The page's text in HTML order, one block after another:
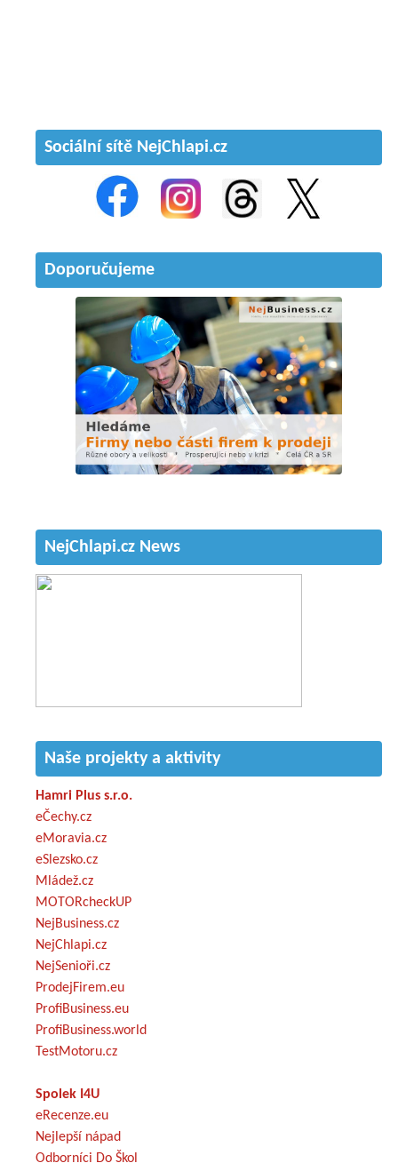
Sociální sítě NejChlapi.cz
Doporučujeme
NejChlapi.cz News
Naše projekty a aktivity
Hamri Plus s.r.o.
eČechy.cz
eMoravia.cz
eSlezsko.cz
Mládež.cz
MOTORcheckUP
NejBusiness.cz
NejChlapi.cz
NejSenioři.cz
ProdejFirem.eu
ProfiBusiness.eu
ProfiBusiness.world
TestMotoru.cz
Spolek I4U
eRecenze.eu
Nejlepší nápad
Odborníci Do Škol